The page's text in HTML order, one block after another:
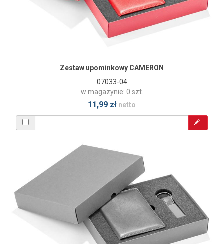
Zestaw upominkowy CAMERON
07033-04
w magazynie: 0 szt.
11,99 zł netto